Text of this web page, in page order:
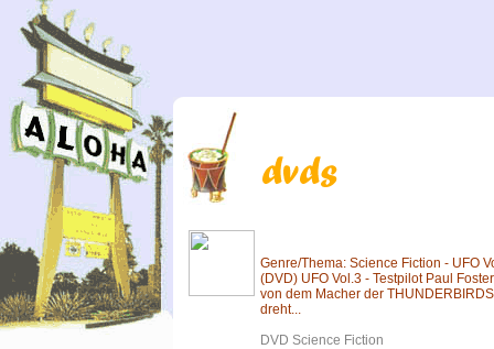
Genre/Thema: Science Fiction - UFO
(DVD) UFO Vol.3 - Testpilot Paul
von dem Macher der
dreht...
DVD Science Fiction